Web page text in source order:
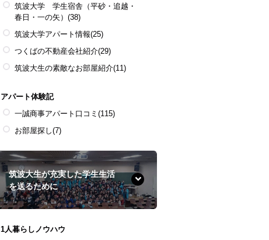
筑波大学 学生宿舎（平砂・追越・
春日・一の矢） (38)
筑波大学アパート情報(25)
つくばの不動産会社紹介(29)
筑波大生の素敵なお部屋紹介(11)
アパート体験記
一誠商事アパート口コミ (115)
お部屋探し(7)
筑波大生が充実した学生生活
を送るために
1人暮らしノウハウ